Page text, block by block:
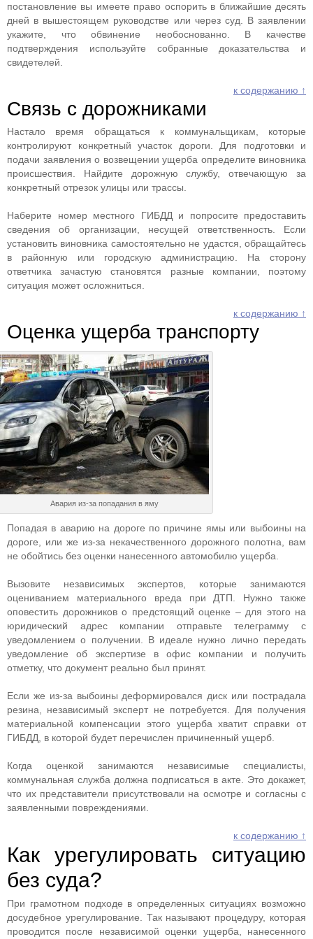
постановление вы имеете право оспорить в ближайшие десять
дней в вышестоящем руководстве или через суд. В заявлении
укажите, что обвинение необоснованно. В качестве
подтверждения используйте собранные доказательства и
свидетелей.
к содержанию ↑
Связь с дорожниками
Настало время обращаться к коммунальщикам, которые
контролируют конкретный участок дороги. Для подготовки и
подачи заявления о возвещении ущерба определите виновника
происшествия. Найдите дорожную службу, отвечающую за
конкретный отрезок улицы или трассы.
Наберите номер местного ГИБДД и попросите предоставить
сведения об организации, несущей ответственность. Если
установить виновника самостоятельно не удастся, обращайтесь
в районную или городскую администрацию. На сторону
ответчика зачастую становятся разные компании, поэтому
ситуация может осложниться.
к содержанию ↑
Оценка ущерба транспорту
Авария из-за попадания в яму
Попадая в аварию на дороге по причине ямы или выбоины на
дороге, или же из-за некачественного дорожного полотна, вам
не обойтись без оценки нанесенного автомобилю ущерба.
Вызовите независимых экспертов, которые занимаются
оцениванием материального вреда при ДТП. Нужно также
оповестить дорожников о предстоящий оценке – для этого на
юридический адрес компании отправьте телеграмму с
уведомлением о получении. В идеале нужно лично передать
уведомление об экспертизе в офис компании и получить
отметку, что документ реально был принят.
Если же из-за выбоины деформировался диск или пострадала
резина, независимый эксперт не потребуется. Для получения
материальной компенсации этого ущерба хватит справки от
ГИБДД, в которой будет перечислен причиненный ущерб.
Когда оценкой занимаются независимые специалисты,
коммунальная служба должна подписаться в акте. Это докажет,
что их представители присутствовали на осмотре и согласны с
заявленными повреждениями.
к содержанию ↑
Как урегулировать ситуацию
без суда?
При грамотном подходе в определенных ситуациях возможно
досудебное урегулирование. Так называют процедуру, которая
проводится после независимой оценки ущерба, нанесенного